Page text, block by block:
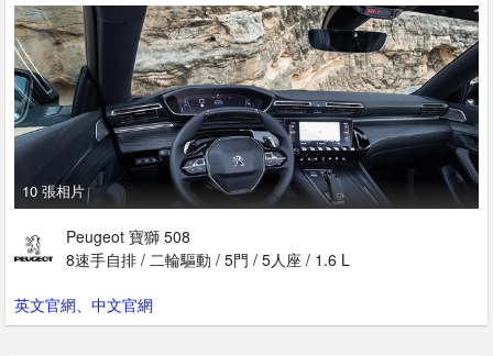
10 張相片
Peugeot 寶獅 508
8速手自排 / 二輪驅動 / 5門 / 5人座 / 1.6 L
英文官網、 中文官網